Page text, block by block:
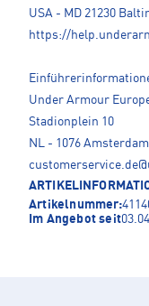
USA - MD 21230
https://
Under Armour
Stadionplein 10
NL - 1076 Amsterdam
Artikelnummer:
Im Angebot seit